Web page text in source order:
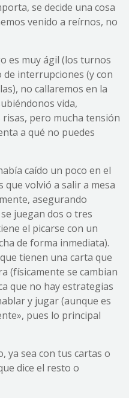
se decide una cosa
venido a reírnos, no
es muy ágil (los turnos
interrupciones (y con
no callaremos en la
vida,
pero mucha tensión
a qué no puedes
caído un poco en el
que volvió a salir a mesa
asegurando
juegan dos o tres
el picarse con un
de forma inmediata).
tienen una carta que
(físicamente se cambian
que no hay estrategias
y jugar (aunque es
pues lo principal
ya sea con tus cartas o
dice el resto o